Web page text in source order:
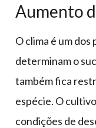
Aumento
O clima é um
determinam o
também fica
espécie. O
condições de